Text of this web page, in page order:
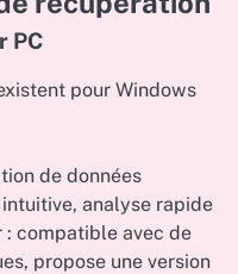
PC
pour Windows
de données
analyse rapide
: compatible avec de
propose une version